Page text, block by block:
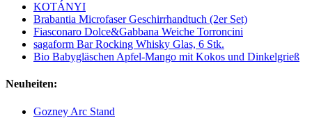
KOTÁNYI
Brabantia Microfaser Geschirrhandtuch (2er Set)
Fiasconaro Dolce&Gabbana Weiche Torroncini
sagaform Bar Rocking Whisky Glas, 6 Stk.
Bio Babygläschen Apfel-Mango mit Kokos und Dinkelgrieß
Neuheiten:
Gozney Arc Stand